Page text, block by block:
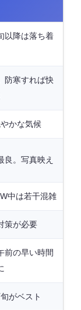
以降は落ち着
防寒すれば快
かな気候
良。写真映え
中は若干混雑
策が必要
前の早い時間
がベスト